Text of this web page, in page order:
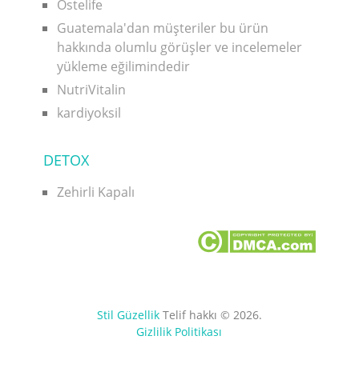
Ostelife
Guatemala'dan müşteriler bu ürün
hakkında olumlu görüşler ve incelemeler
yükleme eğilimindedir
NutriVitalin
kardiyoksil
DETOX
Zehirli Kapalı
Stil GüzellikTelif hakkı © 2026.
Gizlilik Politikası